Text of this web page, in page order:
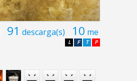
91 descarga(s) 10 me
P
T
F
L